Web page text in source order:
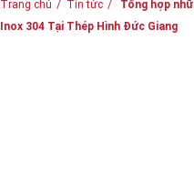
Trang chủ Tin tức
Tổng hợp
Inox 304 Tại Thép Hình Đức Giang